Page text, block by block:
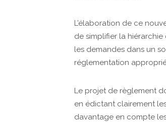
L’élaboration de ce
de simplifier la
les demandes dans un
réglementation
Le projet de règlement
en édictant clairement
davantage en compte